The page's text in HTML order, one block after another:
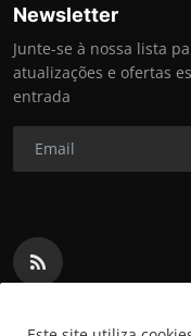
Newsletter
Junte-se à nossa lista
atualizações e ofertas
entrada